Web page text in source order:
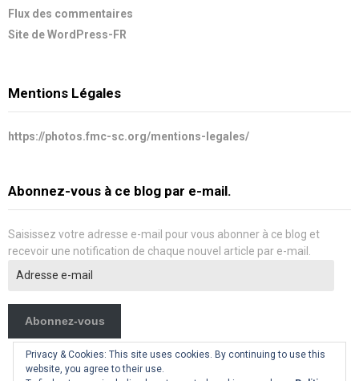
Flux des commentaires
Site de WordPress-FR
Mentions Légales
https://photos.fmc-sc.org/mentions-legales/
Abonnez-vous à ce blog par e-mail.
Saisissez votre adresse e-mail pour vous abonner à ce blog et
recevoir une notification de chaque nouvel article par e-mail.
e-
Abonnez-vous
Privacy & Cookies: This site uses cookies. By continuing to use this
website, you agree to their use.